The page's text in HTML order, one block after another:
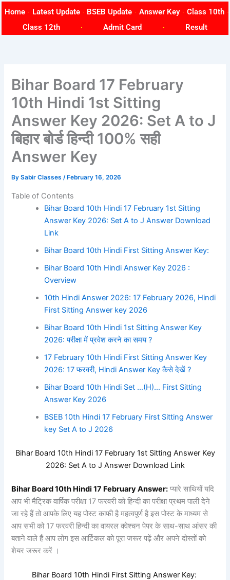
content
Home Latest Update BSEB Update Answer Key
Class 10th
Class 12th
Admit Card Result
Bihar Board 17 February
10th Hindi 1st Sitting
Answer Key 2026: Set A to J
बिहार बोर्ड हिन्दी 100% सही
Answer Key
BySabir Classes/ February 16, 2026
Table of Contents
Bihar Board 10th Hindi 17 February 1st Sitting
Answer Key 2026: Set A to J Answer Download
Link
Bihar Board 10th Hindi First Sitting Answer Key:
Bihar Board 10th Hindi Answer Key 2026 :
Overview
10th Hindi Answer 2026: 17 February 2026, Hindi
First Sitting Answer key 2026
Bihar Board 10th Hindi 1st Sitting Answer Key
2026: परीक्षा में प्रवेश करने का समय ?
17 February 10th Hindi First Sitting Answer Key
2026: 17 फरवरी, Hindi Answer Key कैसे देखें ?
Bihar Board 10th Hindi Set …(H)… First Sitting
Answer Key 2026
BSEB 10th Hindi 17 February First Sitting Answer
key Set A to J 2026
Bihar Board 10th Hindi 17 February 1st Sitting Answer Key
2026: Set A to J Answer Download Link
Bihar Board 10th Hindi 17 February Answer: प्यारे साथियों यदि
आप भी मैट्रिक वार्षिक परीक्षा 17 फरवरी को हिन्दी का परीक्षा प्रथम पाली देने
जा रहे हैं तो आपके लिए यह पोस्ट काफी है महत्वपूर्ण है इस पोस्ट के माध्यम से
आप सभी को 17 फरवरी हिन्दी का वायरल क्वेश्चन पेपर के साथ-साथ आंसर की
बताने वाले हैं आप लोग इस आर्टिकल को पूरा जरूर पढ़ें और अपने दोस्तों को
शेयर जरूर करें ।
Bihar Board 10th Hindi First Sitting Answer Key: